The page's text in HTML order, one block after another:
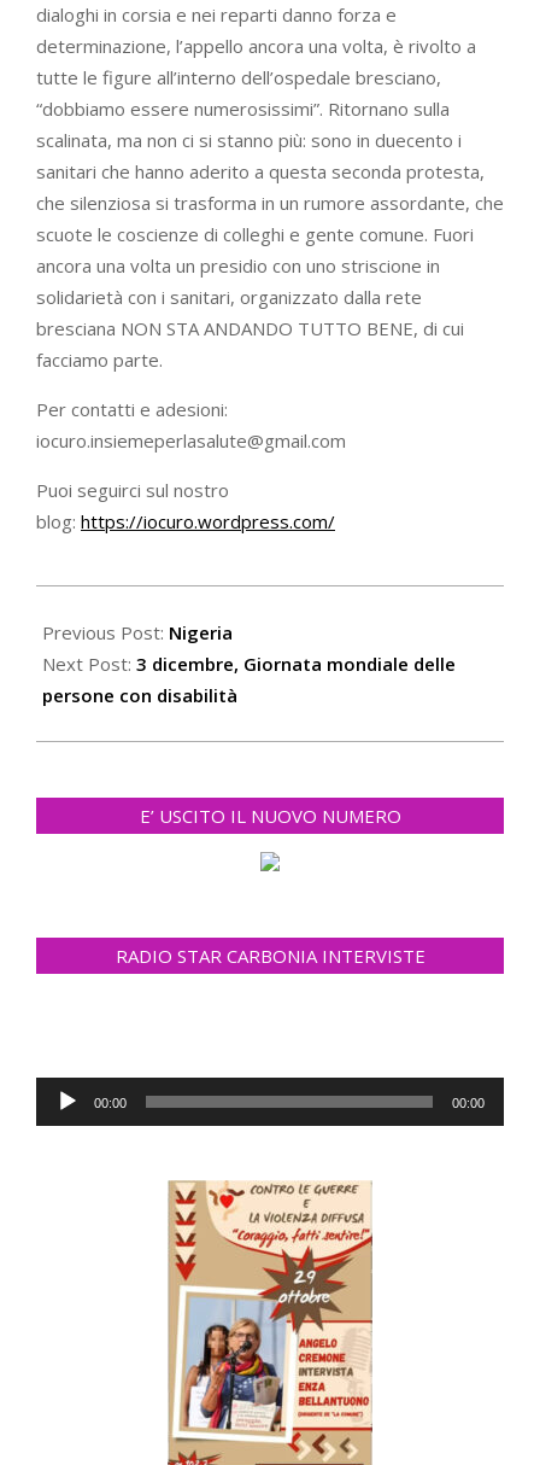
dialoghi in corsia e nei reparti danno forza e
determinazione, l’appello ancora una volta, è rivolto a
tutte le figure all’interno dell’ospedale bresciano,
“dobbiamo essere numerosissimi”. Ritornano sulla
scalinata, ma non ci si stanno più: sono in duecento i
sanitari che hanno aderito a questa seconda protesta,
che silenziosa si trasforma in un rumore assordante, che
scuote le coscienze di colleghi e gente comune. Fuori
ancora una volta un presidio con uno striscione in
solidarietà con i sanitari, organizzato dalla rete
bresciana NON STA ANDANDO TUTTO BENE, di cui
facciamo parte.
Per contatti e adesioni:
iocuro.insiemeperlasalute@gmail.com
Puoi seguirci sul nostro
blog: https://iocuro.wordpress.com/
12-
02
Previous Post: Nigeria
Next Post: 3 dicembre, Giornata mondiale delle
persone con disabilità
E’ USCITO IL NUOVO NUMERO
RADIO STAR CARBONIA INTERVISTE
Audio
Player
00:00 00:00